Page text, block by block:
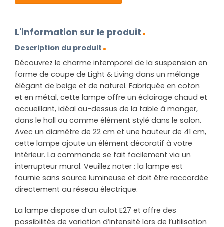
L'information sur le produit
Description du produit
Découvrez le charme intemporel de la suspension en
forme de coupe de Light & Living dans un mélange
élégant de beige et de naturel. Fabriquée en coton
et en métal, cette lampe offre un éclairage chaud et
accueillant, idéal au-dessus de la table à manger,
dans le hall ou comme élément stylé dans le salon.
Avec un diamètre de 22 cm et une hauteur de 41 cm,
cette lampe ajoute un élément décoratif à votre
intérieur. La commande se fait facilement via un
interrupteur mural. Veuillez noter : la lampe est
fournie sans source lumineuse et doit être raccordée
directement au réseau électrique.
La lampe dispose d’un culot E27 et offre des
possibilités de variation d’intensité lors de l’utilisation